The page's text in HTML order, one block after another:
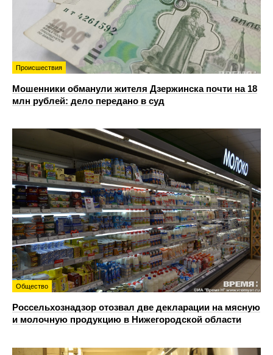
Происшествия
Мошенники обманули жителя Дзержинска почти на 18
млн рублей: дело передано в суд
Общество
Россельхознадзор отозвал две декларации на мясную
и молочную продукцию в Нижегородской области